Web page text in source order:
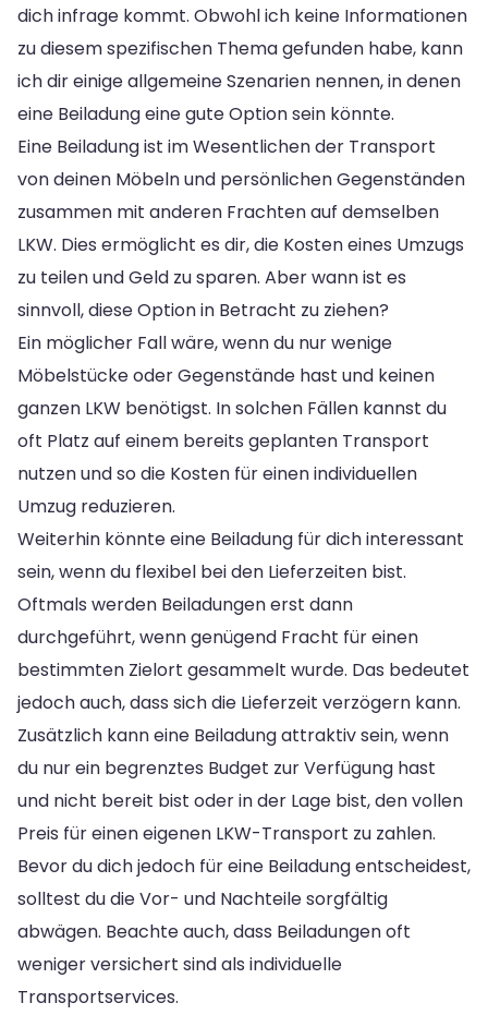
dich infrage kommt. Obwohl ich keine Informationen
zu diesem spezifischen Thema gefunden habe, kann
ich dir einige allgemeine Szenarien nennen, in denen
eine Beiladung eine gute Option sein könnte.
Eine Beiladung ist im Wesentlichen der Transport
von deinen Möbeln und persönlichen Gegenständen
zusammen mit anderen Frachten auf demselben
LKW. Dies ermöglicht es dir, die Kosten eines Umzugs
zu teilen und Geld zu sparen. Aber wann ist es
sinnvoll, diese Option in Betracht zu ziehen?
Ein möglicher Fall wäre, wenn du nur wenige
Möbelstücke oder Gegenstände hast und keinen
ganzen LKW benötigst. In solchen Fällen kannst du
oft Platz auf einem bereits geplanten Transport
nutzen und so die Kosten für einen individuellen
Umzug reduzieren.
Weiterhin könnte eine Beiladung für dich interessant
sein, wenn du flexibel bei den Lieferzeiten bist.
Oftmals werden Beiladungen erst dann
durchgeführt, wenn genügend Fracht für einen
bestimmten Zielort gesammelt wurde. Das bedeutet
jedoch auch, dass sich die Lieferzeit verzögern kann.
Zusätzlich kann eine Beiladung attraktiv sein, wenn
du nur ein begrenztes Budget zur Verfügung hast
und nicht bereit bist oder in der Lage bist, den vollen
Preis für einen eigenen LKW-Transport zu zahlen.
Bevor du dich jedoch für eine Beiladung entscheidest,
solltest du die Vor- und Nachteile sorgfältig
abwägen. Beachte auch, dass Beiladungen oft
weniger versichert sind als individuelle
Transportservices.